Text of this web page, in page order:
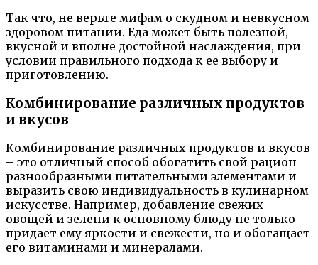
Так что, не верьте мифам о скудном и невкусном
здоровом питании. Еда может быть полезной,
вкусной и вполне достойной наслаждения, при
условии правильного подхода к ее выбору и
приготовлению.
Комбинирование различных продуктов
и вкусов
Комбинирование различных продуктов и вкусов
– это отличный способ обогатить свой рацион
разнообразными питательными элементами и
выразить свою индивидуальность в кулинарном
искусстве. Например, добавление свежих
овощей и зелени к основному блюду не только
придает ему яркости и свежести, но и обогащает
его витаминами и минералами.